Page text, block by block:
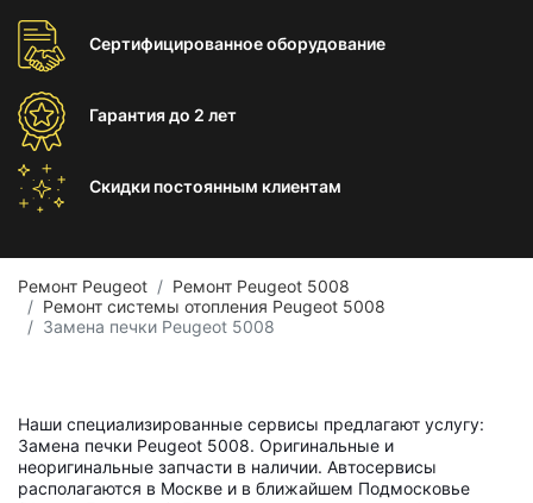
Сертифицированноеоборудование
Гарантиядо 2 лет
Скидки постоянным клиентам
Ремонт Peugeot
Ремонт Peugeot 5008
Ремонт системы отопления Peugeot 5008
Замена печки Peugeot 5008
Наши специализированные сервисы предлагают услугу:
Замена печки Peugeot 5008. Оригинальные и
неоригинальные запчасти в наличии. Автосервисы
располагаются в Москве и в ближайшем Подмосковье